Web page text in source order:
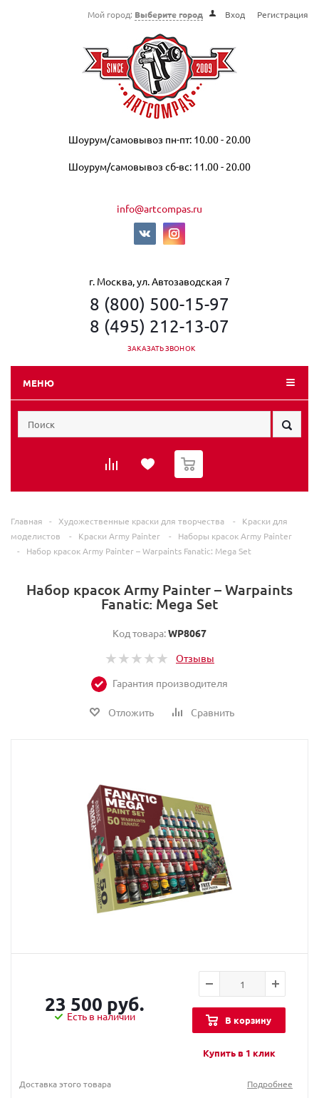
Мой город: Выберите город Вход Регистрация
Шоурум/самовывоз пн-пт: 10.00 - 20.00
Шоурум/самовывоз сб-вс: 11.00 - 20.00
info@artcompas.ru
г. Москва, ул. Автозаводская 7
8 (800) 500-15-97
8 (495) 212-13-07
ЗАКАЗАТЬ ЗВОНОК
МЕНЮ
0
Главная - Художественные краски для творчества -
Краски для
моделистов
- Краски Army Painter -
Наборы красок Army Painter
-
Набор красок Army Painter – Warpaints Fanatic: Mega Set
Набор красок Army Painter – Warpaints
Fanatic: Mega Set
Код товара:WP8067
Отзывы
Гарантия производителя
Отложить Сравнить
23 500 руб.
Есть в наличии В корзину
Купить в 1 клик
Доставка этого товара
Подробнее